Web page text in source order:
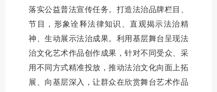
落实公益普法宣传任务。打造法治品牌栏目、
节目，形象诠释法律知识、直观揭示法治精
神、生动展示法治成果。利用基层舞台呈现法
治文化艺术作品创作成果，针对不同受众、采
用不同方式精准投放，推动法治文化向面上拓
展、向基层深入，让群众在欣赏舞台艺术作品